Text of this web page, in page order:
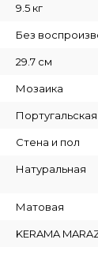
9.5 кг
Без
29.7 см
Мозаика
Стена и пол
Натуральная
Матовая
KERAMA